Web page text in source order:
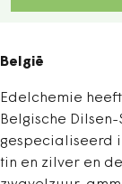
België
Edelchemie
Belgische
gespecialiseerd
tin en zilver en